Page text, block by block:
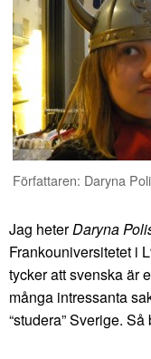
Författaren: Daryna
Jag heterDaryna
Frankouniversitetet i
tycker att svenska är
många intressanta
“studera” Sverige.